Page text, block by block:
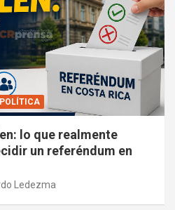
POLÍTICA
lo que realmente
un referéndum en
Ledezma